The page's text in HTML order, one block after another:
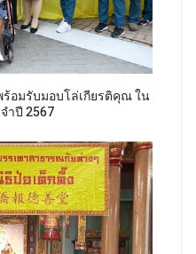
ร้อมรับมอบโล่เกียรติคุณ ใน
ำปี 2567